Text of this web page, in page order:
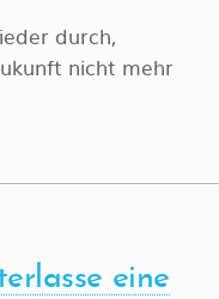
durch,
nicht mehr
eine